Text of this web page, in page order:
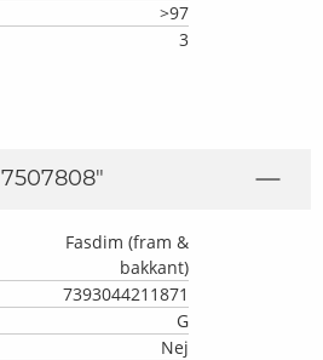
>97
3
7507808"
Fasdim (fram &
bakkant)
7393044211871
G
Nej